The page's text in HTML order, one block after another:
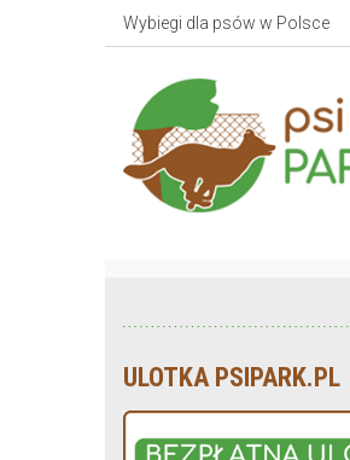
Wybiegi dla psów w Polsce
ULOTKA PSIPARK.PL